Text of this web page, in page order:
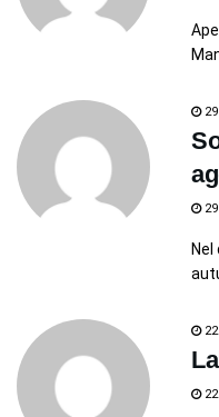
29
29
22
22